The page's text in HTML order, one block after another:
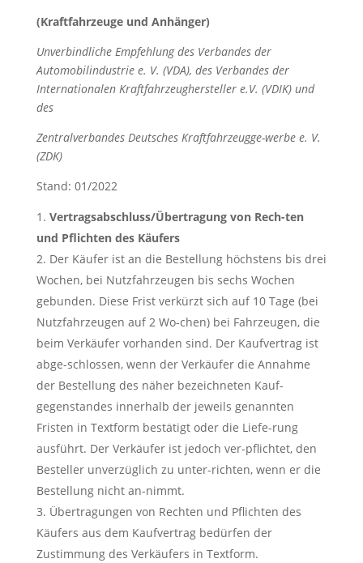
(Kraftfahrzeuge und Anhänger)
Unverbindliche Empfehlung des Verbandes der
Automobilindustrie e. V. (VDA), des Verbandes der
Internationalen Kraftfahrzeughersteller e.V. (VDIK) und
des
Zentralverbandes Deutsches Kraftfahrzeugge-werbe e. V.
(ZDK)
Stand: 01/2022
Vertragsabschluss/Übertragung von Rech-ten
und Pflichten des Käufers
Der Käufer ist an die Bestellung höchstens bis drei
Wochen, bei Nutzfahrzeugen bis sechs Wochen
gebunden. Diese Frist verkürzt sich auf 10 Tage (bei
Nutzfahrzeugen auf 2 Wo-chen) bei Fahrzeugen, die
beim Verkäufer vorhanden sind. Der Kaufvertrag ist
abge-schlossen, wenn der Verkäufer die Annahme
der Bestellung des näher bezeichneten Kauf-
gegenstandes innerhalb der jeweils genannten
Fristen in Textform bestätigt oder die Liefe-rung
ausführt. Der Verkäufer ist jedoch ver-pflichtet, den
Besteller unverzüglich zu unter-richten, wenn er die
Bestellung nicht an-nimmt.
Übertragungen von Rechten und Pflichten des
Käufers aus dem Kaufvertrag bedürfen der
Zustimmung des Verkäufers in Textform.